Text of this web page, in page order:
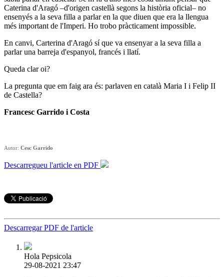
Caterina d'Aragó –d'origen castellà segons la història oficial– no
ensenyés a la seva filla a parlar en la que diuen que era la llengua
més important de l'Imperi. Ho trobo pràcticament impossible.
En canvi, Carterina d'Aragó sí que va ensenyar a la seva filla a
parlaruna barreja d'espanyol, francés i llatí.
Queda clar oi?
La pregunta que em faig ara és: parlaven en català Maria I i Felip II
de Castella?
Francesc Garrido i Costa
Autor: Cesc Garrido
Descarregueu l'article en PDF
Descarregar PDF de l'article
Hola Pepsicola
29-08-2021 23:47